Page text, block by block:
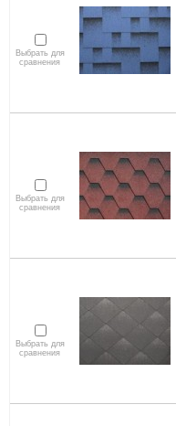
Выбрать для
сравнения
Выбрать для
сравнения
Выбрать для
сравнения